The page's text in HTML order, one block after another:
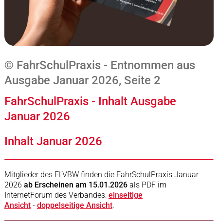
© FahrSchulPraxis - Entnommen aus
Ausgabe Januar 2026, Seite 2
FahrSchulPraxis - Inhalt Ausgabe
Januar 2026
Inhalt Januar 2026
Mitglieder des FLVBW finden die FahrSchulPraxis Januar
2026 ab Erscheinen am 15.01.2026als PDF im
InternetForum des Verbandes: einseitige
Ansicht- doppelseitige Ansicht.